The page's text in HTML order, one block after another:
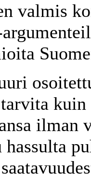
valmis
ilman